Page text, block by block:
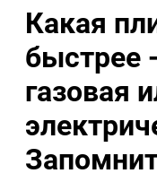
Какая
быстрее
газовая